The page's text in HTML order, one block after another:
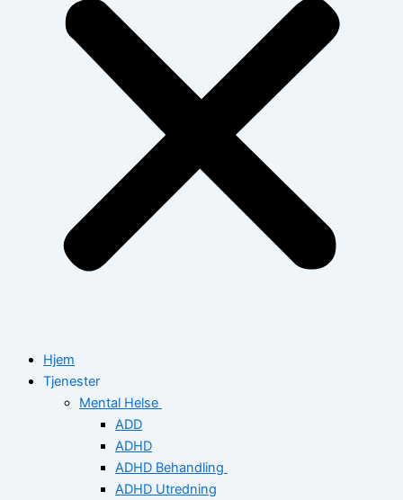
Hjem
Tjenester
Mental Helse
ADD
ADHD
ADHD Behandling
ADHD Utredning